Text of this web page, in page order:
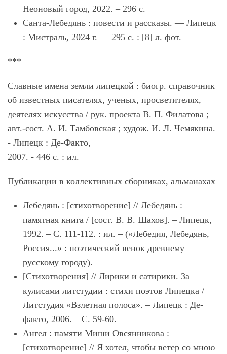
Неоновый город, 2022. – 296 с.
Санта-Лебедянь : повести и рассказы. — Липецк
: Мистраль, 2024 г. — 295 с. : [8] л. фот.
***
Славные имена земли липецкой : биогр. справочник
об известных писателях, ученых, просветителях,
деятелях искусства / рук. проекта В. П. Филатова ;
авт.-сост. А. И. Тамбовская ; худож. И. Л. Чемякина.
- Липецк : Де-Факто,
2007. - 446 с. : ил.
Публикации в коллективных сборниках, альманахах
Лебедянь : [стихотворение] // Лебедянь :
памятная книга / [сост. В. В. Шахов]. – Липецк,
1992. – С. 111-112. : ил. – («Лебедия, Лебедянь,
Россия...» : поэтический венок древнему
русскому городу).
[Стихотворения] // Лирики и сатирики. За
кулисами литстудии : стихи поэтов Липецка /
Литстудия «Взлетная полоса». – Липецк : Де-
факто, 2006. – С. 59-60.
Ангел : памяти Миши Овсянникова :
[стихотворение] // Я хотел, чтобы ветер со мною